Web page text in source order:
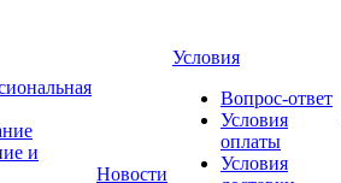
и
Новости
Условия
Вопрос-ответ
Условия
оплаты
Условия